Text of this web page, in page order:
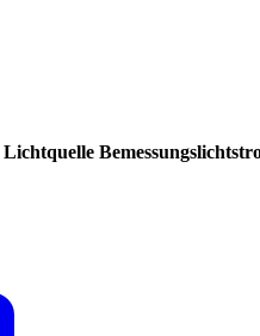
Lichtquelle